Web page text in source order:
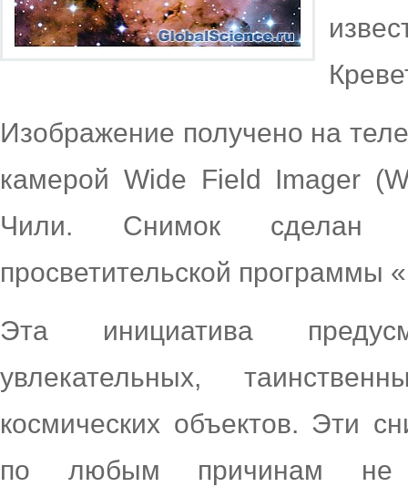
Изображение получено на
камерой Wide Field Imager
Чили. Снимок сделан в
просветительской программы
Эта инициатива
увлекательных,
космических объектов. Эти
по любым причинам не